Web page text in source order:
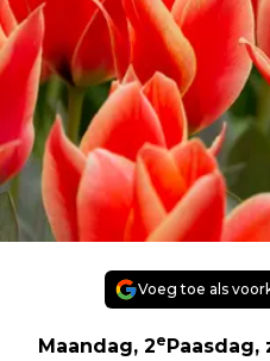
Voeg toe als
Maandag, 2ePaasdag,